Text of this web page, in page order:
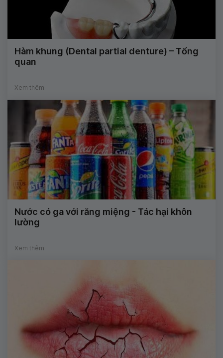
Hàm khung (Dental partial denture) – Tổng
quan
Xem thêm
Nước có ga với răng miệng - Tác hại khôn
lường
Xem thêm